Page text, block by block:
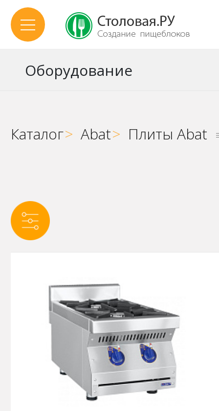
Оборудование
Каталог> Abat> Плиты Abat